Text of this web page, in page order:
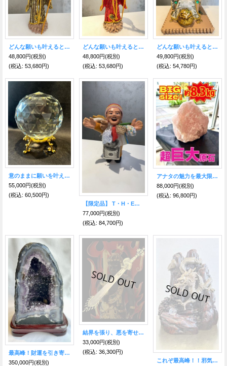
どんな願いも叶えるといわれる奇跡の聖人！サンタ・ムエルテ像 EXサイズ BLACK
48,800円(税別)
(税込: 53,680円)
どんな願いも叶えるといわれる奇跡の聖人！サンタ・ムエルテ像 EXサイズ RED
48,800円(税別)
(税込: 53,680円)
どんな願いも叶えるといわれる奇跡の聖人！サンタ・ムエルテ像 MONEY 台座DX
49,800円(税別)
(税込: 54,780円)
意のままに願いを叶える！如意宝珠型◎虹の光を生み出す水晶球
55,000円(税別)
(税込: 60,500円)
【限定品】 T・H・E エケコ人形
77,000円(税別)
(税込: 84,700円)
アナタの魅力を最大限に引き出す巨大原石！ ローズクォーツ
88,000円(税別)
(税込: 96,800円)
最高峰！財運を引き寄せる絶大なるパワー！！アメジストドーム・カペーラ ブラジル産
350,000円(税別)
結界を張り、悪を寄せ付けない！煩悩や悪を断ち切る！不動明王の炎剣🔥カドゥカ
33,000円(税別)
(税込: 36,300円)
これぞ最高峰！！邪気を祓い富貴財を招く！強力な運気向上力！【権威の象徴】五本爪★山脈降下龍（山水龍）